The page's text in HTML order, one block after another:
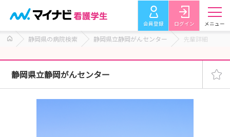
会員登録 ログイン メニュー
静岡県の病院検索 静岡県立静岡がんセンター 先輩詳細
静岡県立静岡がんセンター